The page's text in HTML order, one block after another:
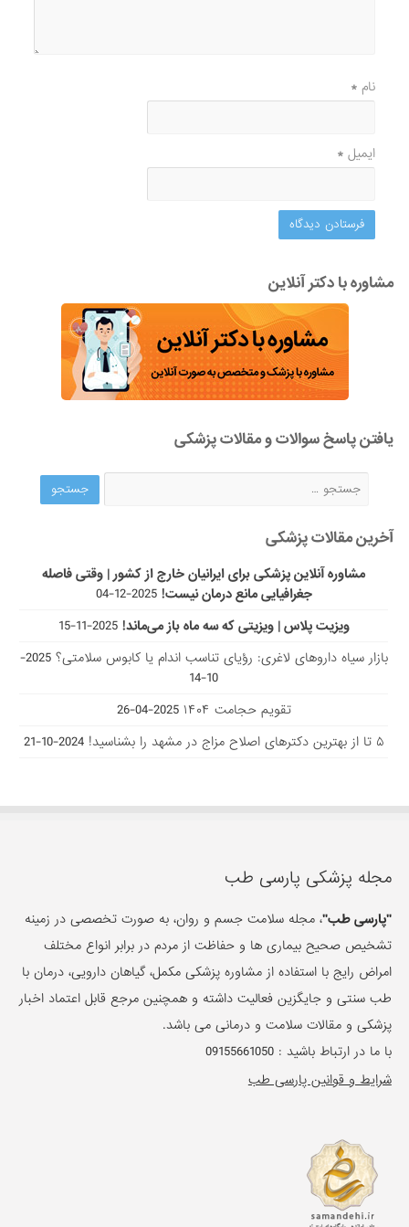
نام*
ایمیل*
مشاوره با دکتر آنلاین
یافتن پاسخ سوالات و مقالات پزشکی
آخرین مقالات پزشکی
مشاوره آنلاین پزشکی برای ایرانیان خارج از کشور | وقتی فاصله
جغرافیایی مانع درمان نیست! 2025-12-04
ویزیت پلاس | ویزیتی که سه ماه باز می‌ماند! 2025-11-15
بازار سیاه داروهای لاغری: رؤیای تناسب اندام یا کابوس سلامتی؟
2025-
10-14
تقویم حجامت ۱۴۰۴
2025-04-26
۵ تا از بهترین دکتر‌های اصلاح مزاج در مشهد را بشناسید!
2024-10-21
مجله پزشکی پارسی طب
"پارسی طب"، مجله سلامت جسم و روان، به صورت تخصصی در زمینه
تشخیص صحیح بیماری ها و حفاظت از مردم در برابر انواع مختلف
امراض رایج با استفاده از مشاوره پزشکی مکمل، گیاهان دارویی، درمان با
طب سنتی و جایگزین فعالیت داشته و همچنین مرجع قابل اعتماد اخبار
پزشکی و مقالات سلامت و درمانی می باشد.
با ما در ارتباط باشید :09155661050
شرایط و قوانین پارسی طب